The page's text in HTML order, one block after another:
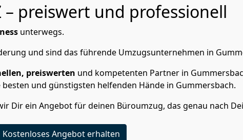
preiswert und professionell
unterwegs.
und sind das führende Umzugsunternehmen in
preiswerten und kompetenten Partner in
und günstigsten helfenden Hände in Gummersbach.
Dir ein Angebot für deinen Büroumzug, das genau nach
Kostenloses Angebot erhalten